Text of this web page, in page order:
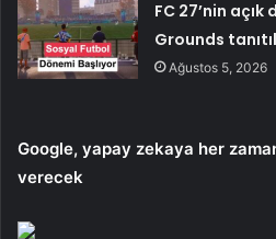
FC 27’nin
Grounds
Ağustos 5, 2026
Google, yapay zekaya her
verecek